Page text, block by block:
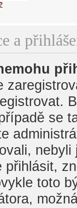
a
se
přihlásit,
toto